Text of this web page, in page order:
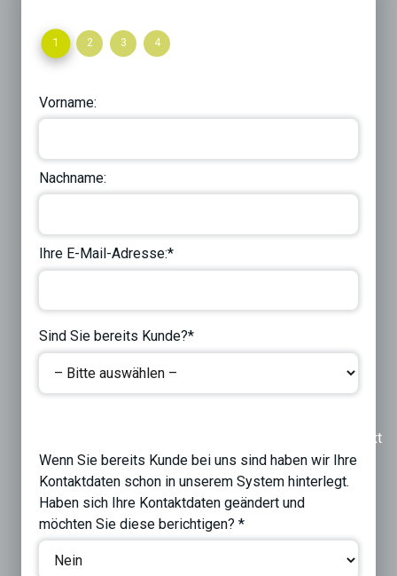
1 2 3 4
Vorname:
Nachname:
Ihre E-Mail-Adresse:*
Sind Sie bereits Kunde?*
Next
Wenn Sie bereits Kunde bei uns sind haben wir Ihre
Kontaktdaten schon in unserem System hinterlegt.
Haben sich Ihre Kontaktdaten geändert und
möchten Sie diese berichtigen? *